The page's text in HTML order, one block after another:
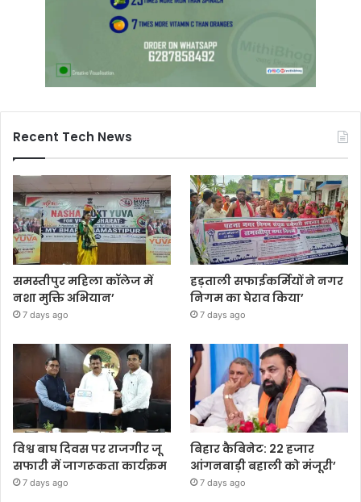
Recent Tech News
समस्तीपुर महिला कॉलेज में
नशा मुक्ति अभियान’
7 days ago
हड़ताली सफाईकर्मियों ने नगर
निगम का घेराव किया’
7 days ago
विश्व बाघ दिवस पर राजगीर जू
सफारी में जागरूकता कार्यक्रम
7 days ago
बिहार कैबिनेट: 22 हजार
आंगनबाड़ी बहाली को मंजूरी’
7 days ago